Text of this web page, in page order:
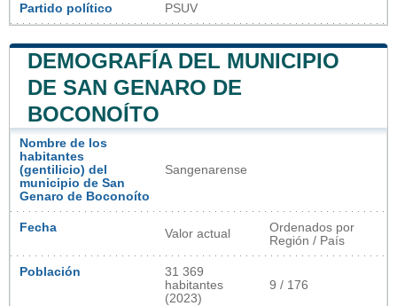
Partido político PSUV
DEMOGRAFÍA DEL MUNICIPIO
DE SAN GENARO DE
BOCONOÍTO
Nombre de los
habitantes
(gentilicio) del
municipio de San
Genaro de Boconoíto
Sangenarense
Fecha Valor actual
Ordenados por
Región / País
Población
31 369
habitantes
(2023)
9 / 176